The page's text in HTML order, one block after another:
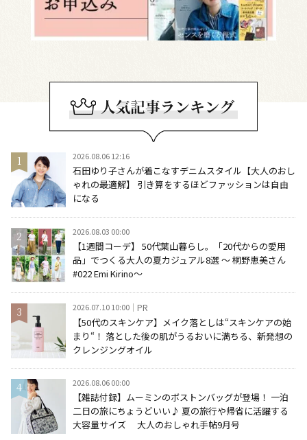
2026.08.06 12:16
石田ゆり子さんが着こなすデニムスタイル【大人のおし
ゃれの最適解】 引き算をするほどファッションは自由
になる
2026.08.03 00:00
【1週間コーデ】 50代葉山暮らし。「20代からの愛用
品」でつくる大人の夏カジュアル8選 ～ 桐野恵美さん
#022 Emi Kirino～
2026.07.10 10:00 PR
【50代のスキンケア】メイク落としは“スキンケアの始
まり“！ 落とした後の肌がうるおいに満ちる、新発想の
クレンジングオイル
2026.08.06 00:00
【雑誌付録】ムーミンのボストンバッグが登場！ 一泊
二日の旅にちょうどいい♪ 夏の旅行や帰省に活躍する
大容量サイズ 大人のおしゃれ手帖9月号